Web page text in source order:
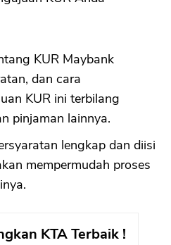
KUR Maybank
dan cara
KUR ini terbilang
pinjaman lainnya.
lengkap dan diisi
mempermudah proses
KTA Terbaik !